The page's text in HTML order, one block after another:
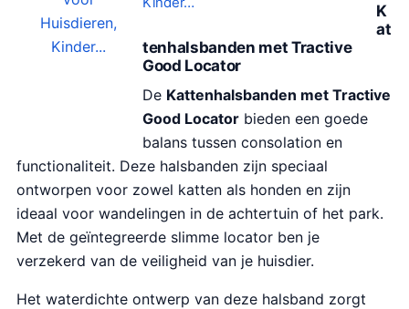
K
at
tenhalsbanden met Tractive
Good Locator
De Kattenhalsbanden met Tractive
Good Locator bieden een goede
balans tussen consolation en
functionaliteit. Deze halsbanden zijn speciaal
ontworpen voor zowel katten als honden en zijn
ideaal voor wandelingen in de achtertuin of het park.
Met de geïntegreerde slimme locator ben je
verzekerd van de veiligheid van je huisdier.
Het waterdichte ontwerp van deze halsband zorgt